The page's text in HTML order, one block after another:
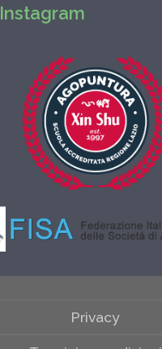
Instagram
Privacy